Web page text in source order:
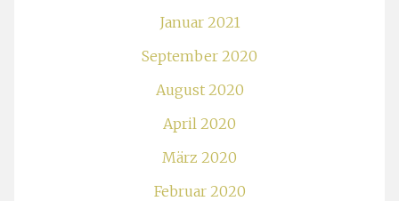
Januar 2021
September 2020
August 2020
April 2020
März 2020
Februar 2020